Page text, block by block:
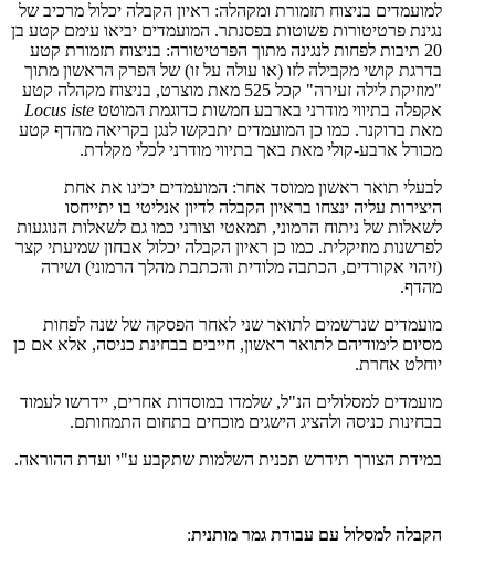
למועמדים בניצוח תזמורת ומקהלה: ראיון הקבלה יכלול מרכיב של
נגינת פרטיטורות פשוטות בפסנתר. המועמדים יביאו עימם קטע בן
20 תיבות לפחות לנגינה מתוך הפרטיטורה: בניצוח תזמורת קטע
בדרגת קושי מקבילה לזו (או עולה על זו) של הפרק הראשון מתוך
"מוזיקת לילה זעירה" קכל 525 מאת מוצרט, בניצוח מקהלה קטע
אקפלה בתיווי מודרני בארבע חמשות כדוגמת המוטט Locus iste
מאת ברוקנר. כמו כן המועמדים יתבקשו לנגן בקריאה מהדף קטע
מכורל ארבע-קולי מאת באך בתיווי מודרני לכלי מקלדת.
לבעלי תואר ראשון ממוסד אחר: המועמדים יכינו את אחת
היצירות עליה ינצחו בראיון הקבלה לדיון אנליטי בו יתייחסו
לשאלות של ניתוח הרמוני, תמאטי וצורני כמו גם לשאלות הנוגעות
לפרשנות מוזיקלית. כמו כן ראיון הקבלה יכלול אבחון שמיעתי קצר
(זיהוי אקורדים, הכתבה מלודית והכתבת מהלך הרמוני) ושירה
מהדף.
מועמדים שנרשמים לתואר שני לאחר הפסקה של שנה לפחות
מסיום לימודיהם לתואר ראשון, חייבים בבחינת כניסה, אלא אם כן
יוחלט אחרת.
מועמדים למסלולים הנ"ל, שלמדו במוסדות אחרים, יידרשו לעמוד
בבחינות כניסה ולהציג הישגים מוכחים בתחום התמחותם.
במידת הצורך תידרש תכנית השלמות שתקבע ע"י ועדת ההוראה.
הקבלה למסלול עם עבודת גמר מותנית: